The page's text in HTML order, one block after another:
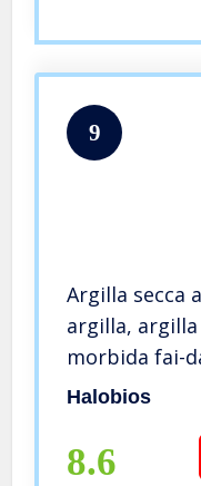
9
Argilla secca
argilla,
morbida fai-
mestieri per
Halobios
8.6